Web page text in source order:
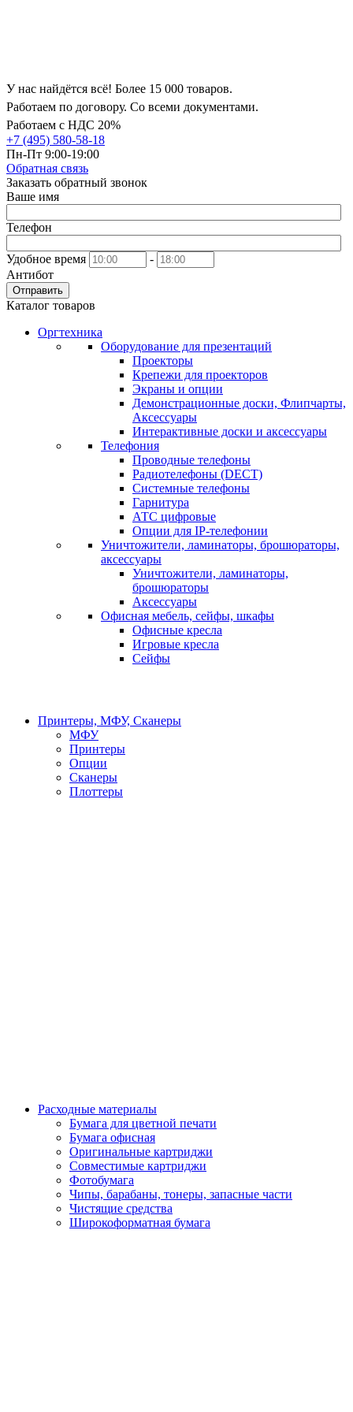
У нас найдётся всё! Более 15 000 товаров.
Работаем по договору. Со всеми документами.
Работаем с НДС 20%
+7 (495) 580-58-18
Пн-Пт 9:00-19:00
Обратная связь
Заказать обратный звонок
Ваше имя
Телефон
Удобное время
-
Антибот
Отправить
Каталог товаров
Оргтехника
Оборудование для презентаций
Проекторы
Крепежи для проекторов
Экраны и опции
Демонстрационные доски, Флипчарты,
Аксессуары
Интерактивные доски и аксессуары
Телефония
Проводные телефоны
Радиотелефоны (DECT)
Системные телефоны
Гарнитура
АТС цифровые
Опции для IP-телефонии
Уничтожители, ламинаторы, брошюраторы,
аксессуары
Уничтожители, ламинаторы,
брошюраторы
Аксессуары
Офисная мебель, сейфы, шкафы
Офисные кресла
Игровые кресла
Сейфы
Принтеры, МФУ, Сканеры
МФУ
Принтеры
Опции
Сканеры
Плоттеры
Расходные материалы
Бумага для цветной печати
Бумага офисная
Оригинальные картриджи
Совместимые картриджи
Фотобумага
Чипы, барабаны, тонеры, запасные части
Чистящие средства
Широкоформатная бумага